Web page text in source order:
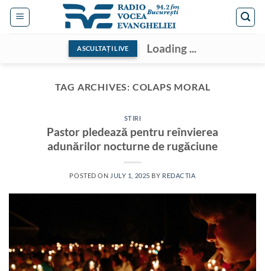
Skip
ASCULTAȚI LIVE Loading ...
TAG ARCHIVES: COLAPS MORAL
STIRI
Pastor pledează pentru reînvierea
adunărilor nocturne de rugăciune
POSTED ON JULY 1, 2025 BY REDACTIA